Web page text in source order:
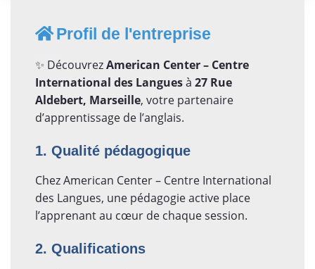
Profil de l'entreprise
✨ DécouvrezAmerican Center – Centre
International des Languesà 27 Rue
Aldebert, Marseille, votre partenaire
d’apprentissage de l’anglais.
1. Qualité pédagogique
Chez American Center – Centre International
des Langues, une pédagogie active place
l’apprenant au cœur de chaque session.
2. Qualifications